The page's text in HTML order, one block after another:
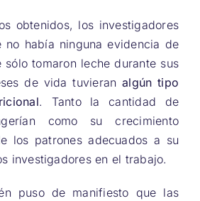
obtenidos, los investigadores
no había ninguna evidencia de
sólo tomaron leche durante sus
de vida tuvieranalgún tipo
. Tanto la cantidad de
como su crecimiento
los patrones adecuados a su
investigadores en el trabajo.
puso de manifiesto que las